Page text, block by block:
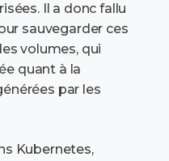
Il a donc fallu
sauvegarder ces
volumes, qui
quant à la
par les
Kubernetes,